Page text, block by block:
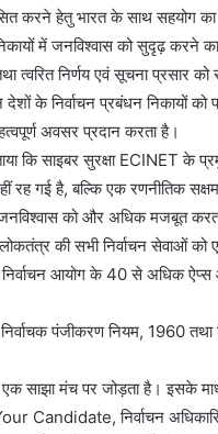
करने हेतु भारत के साथ सहयोग का
में जनविश्वास को सुदृढ़ करने का
त्वरित निर्णय एवं सूचना प्रसार
के निर्वाचन प्रबंधन निकायों को
अवसर प्रदान करता है।
कि साइबर सुरक्षा ECINET के
रह गई है, बल्कि एक रणनीतिक
जनविश्वास को और अधिक मजबूत
की सभी निर्वाचन सेवाओं
आयोग के 40 से अधिक ऐप्स
पंजीकरण नियम, 1960 तथा
एक साझा मंच पर जोड़ता है। इसके
Candidate, निर्वाचन